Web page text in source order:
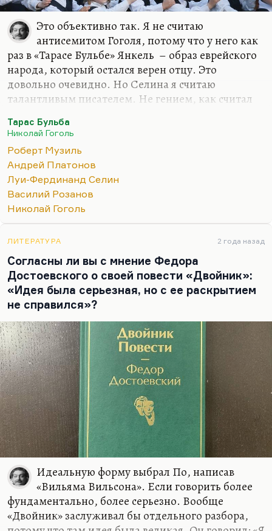
Это объективно так. Я не считаю
антисемитом Гоголя, потому что у него как
раз в «Тарасе Бульбе» Янкель – образ еврейского
народа, который остался верен отцу. Это
довольно очевидно. Но Селина я считаю
талантливым писателем. Не гением, как считал
отцом литературы ХХ века). Но я считаю Селина
писателем, хотя я прочел его довольно поздно –
кстати, по личной рекомендации того же
Нагибина. Мы встретились в «Вечернем клубе», я
его спросил о какой-то книге, и он сказал:
Селина это все чушь»
Платонова. Относительно Селина и Платонова я
это…
Тарас Бульба
Николай Гоголь
Роберт Музиль
Андрей Платонов
Луи-Фердинанд Селин
Василий Розанов
Николай Гоголь
ЛИТЕРАТУРА 2 года назад
Согласны ли вы с мнение Федора
Достоевского о своей повести «Двойник»:
«Идея была серьезная, но с ее раскрытием
не справился»?
Идеальную форму выбрал По, написав
«Вильяма Вильсона». Если говорить более
фундаментально, более серьезно. Вообще
«Двойник» заслуживал бы отдельного разбора,